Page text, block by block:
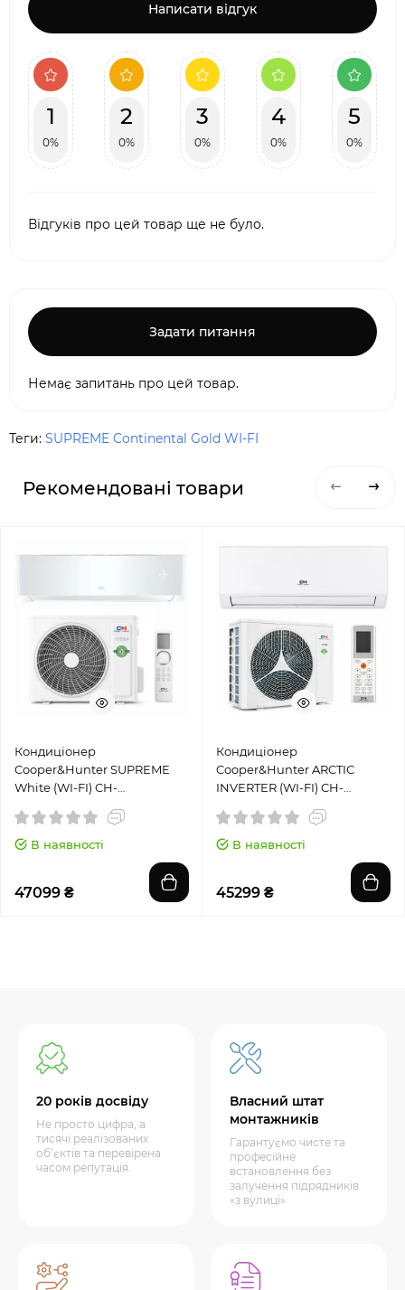
Написати відгук
1
0%
2
0%
3
0%
4
0%
5
0%
Відгуків про цей товар ще не було.
Задати питання
Немає запитань про цей товар.
Теги: SUPREME Continental Gold WI-FI
Рекомендовані товари
Кондиціонер
Cooper&Hunter SUPREME
White (WI-FI) CH-
В наявності
47099 ₴
Кондиціонер
Cooper&Hunter ARCTIC
INVERTER (WI-FI) CH-
В наявності
45299 ₴
20 років досвіду
Не просто цифра, а
тисячі реалізованих
об’єктів та перевірена
часом репутація.
Власний штат
монтажників
Гарантуємо чисте та
професійне
встановлення без
залучення підрядників
«з вулиці»